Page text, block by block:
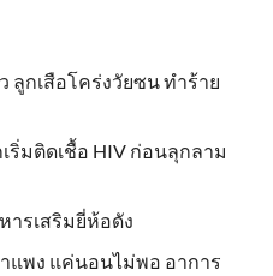
ลูกเสือโคร่งวัยซน ทำร้าย
มติดเชื้อ HIV ก่อนลุกลาม
ารเสริมยี่ห้อดัง
แพง แค่นอนไม่พอ อาการ